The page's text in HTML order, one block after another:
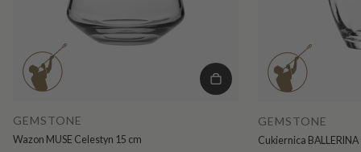
GEMSTONE
Wazon MUSE Celestyn 15 cm
GEMSTONE
Cukiernica BALLERINA